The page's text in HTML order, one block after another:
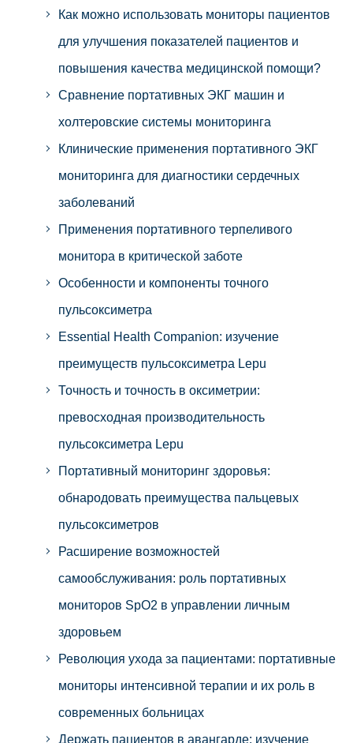
Как можно использовать мониторы пациентов
для улучшения показателей пациентов и
повышения качества медицинской помощи?
Сравнение портативных ЭКГ машин и
холтеровские системы мониторинга
Клинические применения портативного ЭКГ
мониторинга для диагностики сердечных
заболеваний
Применения портативного терпеливого
монитора в критической заботе
Особенности и компоненты точного
пульсоксиметра
Essential Health Companion: изучение
преимуществ пульсоксиметра Lepu
Точность и точность в оксиметрии:
превосходная производительность
пульсоксиметра Lepu
Портативный мониторинг здоровья:
обнародовать преимущества пальцевых
пульсоксиметров
Расширение возможностей
самообслуживания: роль портативных
мониторов SpO2 в управлении личным
здоровьем
Революция ухода за пациентами: портативные
мониторы интенсивной терапии и их роль в
современных больницах
Держать пациентов в авангарде: изучение